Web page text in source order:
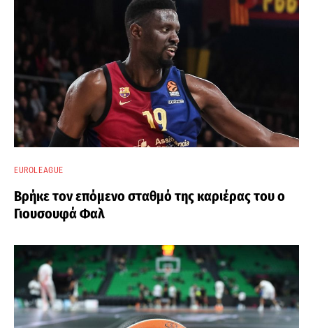
EUROLEAGUE
Βρήκε τον επόμενο σταθμό της καριέρας του ο
Γιουσουφά Φαλ